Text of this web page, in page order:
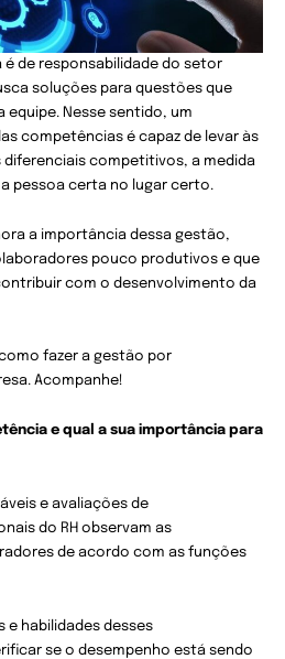
de responsabilidade do setor
soluções para questões que
equipe. Nesse sentido, um
competências é capaz de levar às
competitivos, a medida
pessoa certa no lugar certo.
a importância dessa gestão,
pouco produtivos e que
com o desenvolvimento da
fazer a gestão por
Acompanhe!
e qual a sua importância para
e avaliações de
do RH observam as
de acordo com as funções
e habilidades desses
se o desempenho está sendo